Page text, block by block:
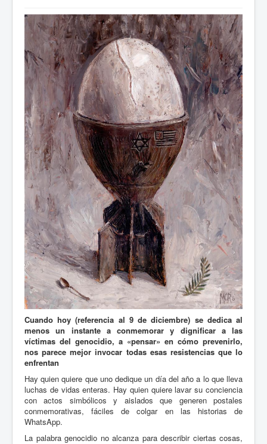
Cuando hoy (referencia al 9 de diciembre) se dedica al
menos un instante a conmemorar y dignificar a las
víctimas del genocidio, a «pensar» en cómo prevenirlo,
nos parece mejor invocar todas esas resistencias que lo
enfrentan
Hay quien quiere que uno dedique un día del año a lo que lleva
luchas de vidas enteras. Hay quien quiere lavar su conciencia
con actos simbólicos y aislados que generen postales
conmemorativas, fáciles de colgar en las historias de
WhatsApp.
La palabra genocidio no alcanza para describir ciertas cosas,